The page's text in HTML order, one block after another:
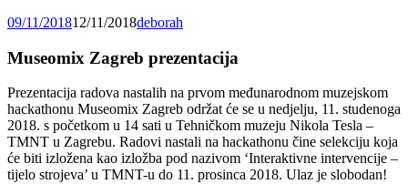
09/11/201812/11/2018deborah
Museomix Zagreb prezentacija
Prezentacija radova nastalih na prvom međunarodnom muzejskom
hackathonu Museomix Zagreb održat će se u nedjelju, 11. studenoga
2018. s početkom u 14 sati u Tehničkom muzeju Nikola Tesla –
TMNT u Zagrebu. Radovi nastali na hackathonu čine selekciju koja
će biti izložena kao izložba pod nazivom ‘Interaktivne intervencije –
tijelo strojeva’ u TMNT-u do 11. prosinca 2018. Ulaz je slobodan!